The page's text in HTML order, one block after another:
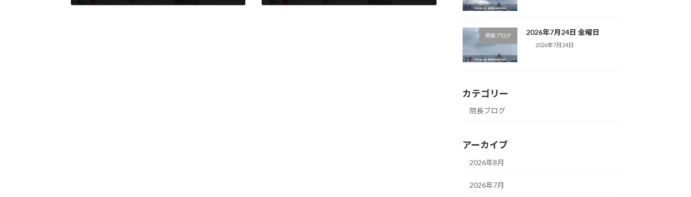
院長ブログ 2026年7月24日 金曜日
2026年7月24日
カテゴリー
院長ブログ
アーカイブ
2026年8月
2026年7月